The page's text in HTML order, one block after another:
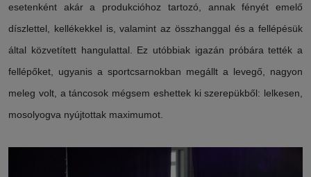
esetenként akár a produkcióhoz tartozó, annak fényét emelő
díszlettel, kellékekkel is, valamint az összhanggal és a fellépésük
által közvetített hangulattal. Ez utóbbiak igazán próbára tették a
fellépőket, ugyanis a sportcsarnokban megállt a levegő, nagyon
meleg volt, a táncosok mégsem eshettek ki szerepükből: lelkesen,
mosolyogva nyújtottak maximumot.